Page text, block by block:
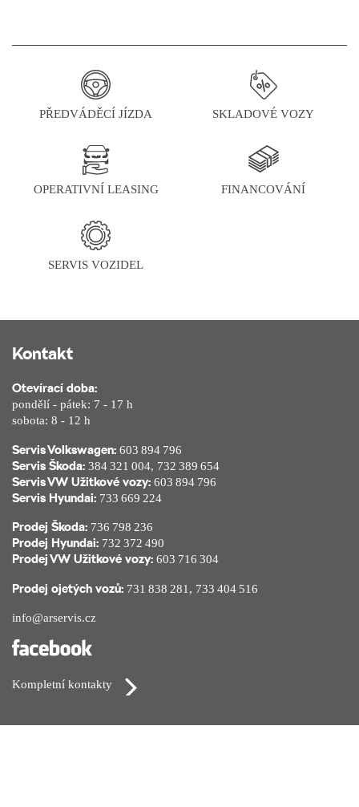
PŘEDVÁDĚCÍ JÍZDA SKLADOVÉ VOZY
OPERATIVNÍ LEASING FINANCOVÁNÍ
SERVIS VOZIDEL
Kontakt
Otevírací doba:
pondělí - pátek: 7 - 17 h
sobota: 8 - 12 h
Servis Volkswagen: 603 894 796
Servis Škoda: 384 321 004, 732 389 654
Servis VW Užitkové vozy: 603 894 796
Servis Hyundai: 733 669 224
Prodej Škoda: 736 798 236
Prodej Hyundai: 732 372 490
Prodej VW Užitkové vozy: 603 716 304
Prodej ojetých vozů: 731 838 281 , 733 404 516
info@arservis.cz
Kompletní kontakty